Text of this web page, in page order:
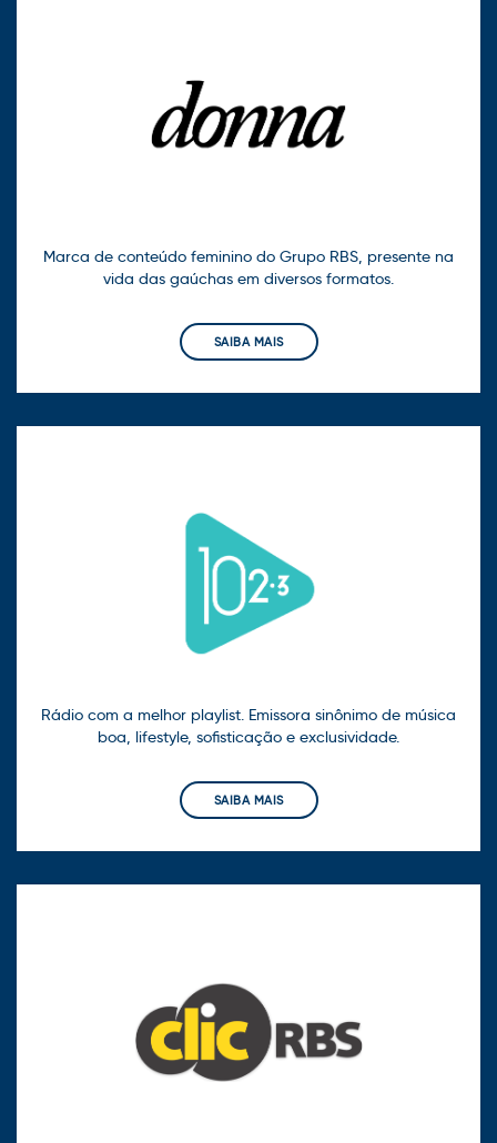
Marca de conteúdo feminino do Grupo RBS, presente na
vida das gaúchas em diversos formatos.
SAIBA MAIS
Rádio com a melhor playlist. Emissora sinônimo de música
boa, lifestyle, sofisticação e exclusividade.
SAIBA MAIS